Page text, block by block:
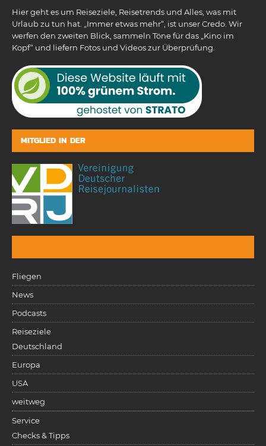
Hier geht es um Reiseziele, Reisetrends und Alles, was mit
Urlaub zu tun hat. „Immer etwas mehr“, ist unser Credo. Wir
werfen den zweiten Blick, sammeln Töne für das „Kino im
Kopf“ und liefern Fotos und Videos zur Überprüfung.
MITGLIED IN DER
Fliegen
News
Podcasts
Reiseziele
Deutschland
Europa
USA
weitweg
Service
Checks & Tipps